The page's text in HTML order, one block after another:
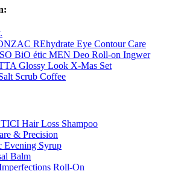
REhydrate Eye Contour Care
BiO étic MEN Deo Roll-on Ingwer
Glossy Look X-Mas Set
Scrub Coffee
Hair Loss Shampoo
& Precision
Evening Syrup
Balm
Roll-On